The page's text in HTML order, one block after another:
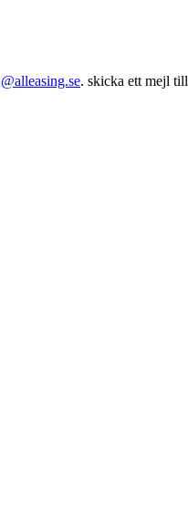
. skicka ett mejl till